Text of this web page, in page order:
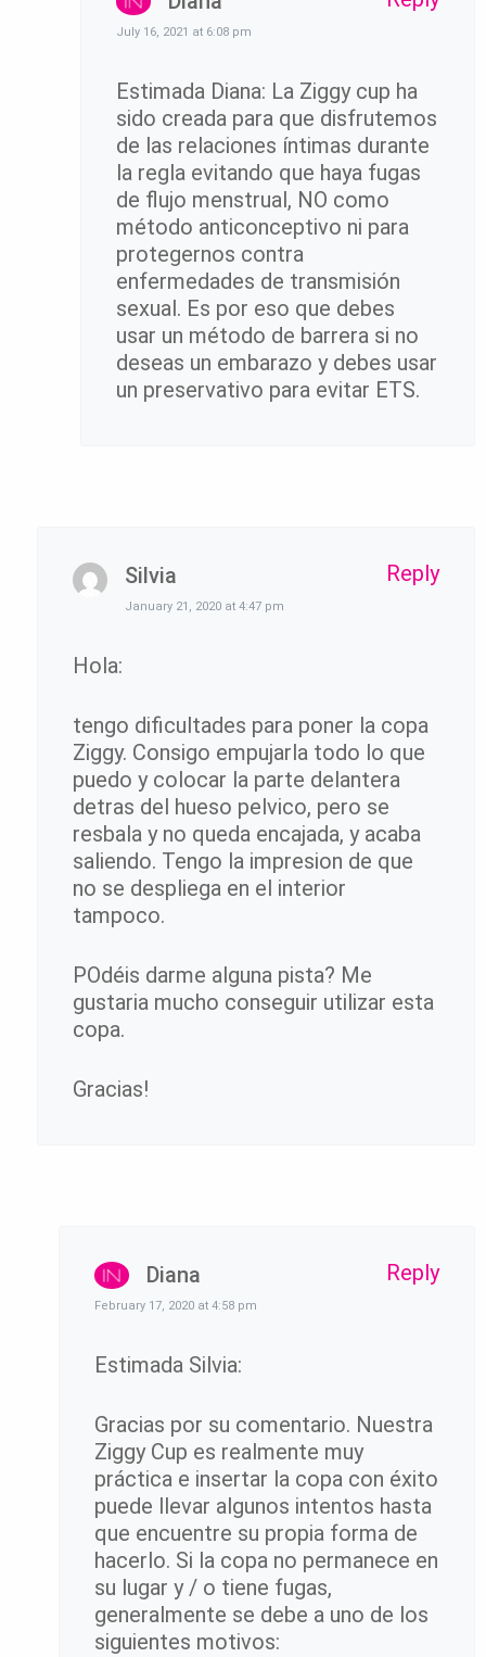
July 16, 2021 at 6:08 pm
Estimada Diana: La Ziggy cup ha
sido creada para que disfrutemos
de las relaciones íntimas durante
la regla evitando que haya fugas
de flujo menstrual, NO como
método anticonceptivo ni para
protegernos contra
enfermedades de transmisión
sexual. Es por eso que debes
usar un método de barrera si no
deseas un embarazo y debes usar
un preservativo para evitar ETS.
Silvia
January 21, 2020 at 4:47 pm
Hola:
tengo dificultades para poner la copa
Ziggy. Consigo empujarla todo lo que
puedo y colocar la parte delantera
detras del hueso pelvico, pero se
resbala y no queda encajada, y acaba
saliendo. Tengo la impresion de que
no se despliega en el interior
tampoco.
POdéis darme alguna pista? Me
gustaria mucho conseguir utilizar esta
copa.
Gracias!
Reply
Diana
February 17, 2020 at 4:58 pm
Estimada Silvia:
Gracias por su comentario. Nuestra
Ziggy Cup es realmente muy
práctica e insertar la copa con éxito
puede llevar algunos intentos hasta
que encuentre su propia forma de
hacerlo. Si la copa no permanece en
su lugar y / o tiene fugas,
generalmente se debe a uno de los
siguientes motivos:
Reply